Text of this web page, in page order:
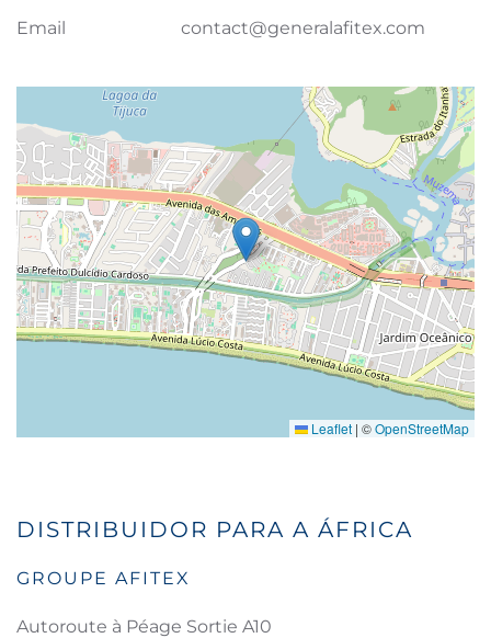
Email
contact@generalafitex.com
Leaflet | ©OpenStreetMap
DISTRIBUIDOR PARA A ÁFRICA
GROUPE AFITEX
Autoroute à Péage Sortie A10